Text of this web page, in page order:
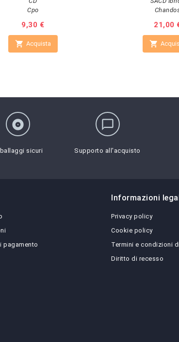
Cpo
Prezzo
9,30 €
 Acquista
Prezzo
21,00

album
sicuri
chat_bubble_outline
Supporto all'acquisto
pagamento
Informazioni
Privacy policy
Cookie policy
Termini e condizioni
Diritto di recesso